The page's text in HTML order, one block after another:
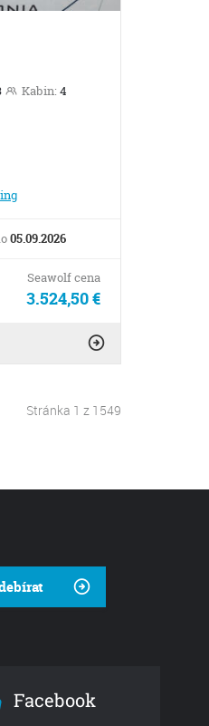
Kabin:4
05.09.2026
Seawolf cena
3.524,50 €
Stránka 1 z 1549
Facebook